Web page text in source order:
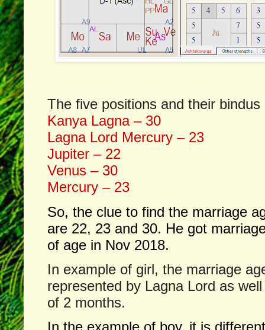
The five positions and their bindus
Kanya Lagna – 30
Lagna Lord Mercury – 23
Jupiter – 22
Venus – 30
Mercury – 23
So, the clue to find the marriage
are 22, 23 and 30. He got
of age in Nov 2018.
In example of girl, the marriage
represented by Lagna Lord as
of 2 months.
In the example of boy, it is